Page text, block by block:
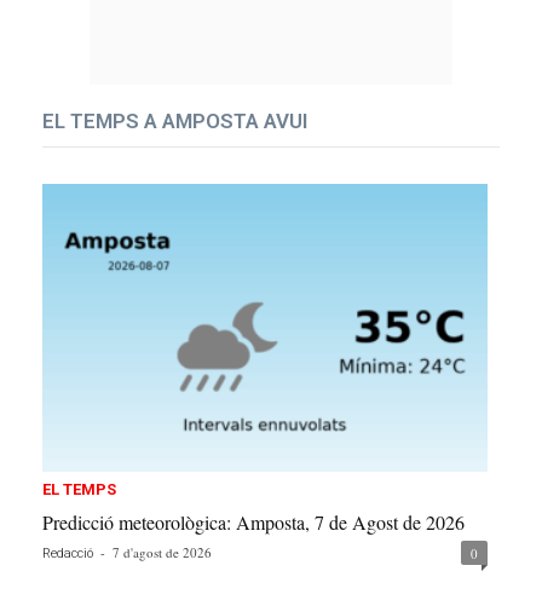
EL TEMPS A AMPOSTA AVUI
EL TEMPS
Predicció meteorològica: Amposta, 7 de Agost de 2026
Redacció - 7 d'agost de 2026 0